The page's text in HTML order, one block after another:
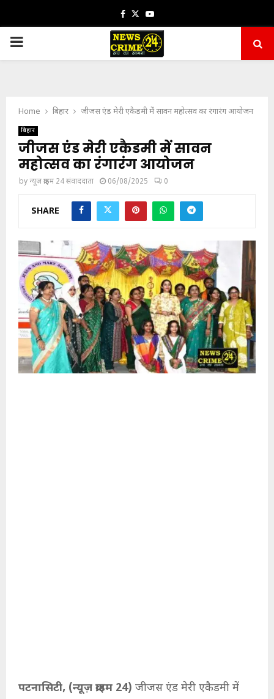
Facebook
TwitterYoutube
PRIMARY
Home बिहार जीजस एंड मेरी एकैडमी में सावन महोत्सव का रंगारंग आयोजन
बिहार
जीजस एंड मेरी एकैडमी में सावन
महोत्सव का रंगारंग आयोजन
byन्यूज़ क्राइम 24 संवाददाता 06/08/2025 0
SHARE
पटनासिटी, (न्यूज़ क्राइम 24) जीजस एंड मेरी एकैडमी में